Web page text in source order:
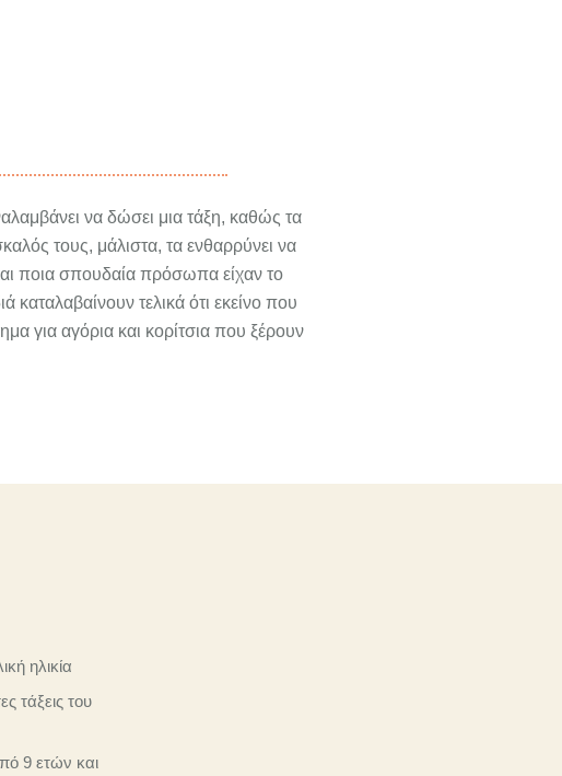
να δώσει μια τάξη, καθώς τα
τους, μάλιστα, τα ενθαρρύνει να
ποια σπουδαία πρόσωπα είχαν το
τελικά ότι εκείνο που
για αγόρια και κορίτσια που ξέρουν
ηλικία
τάξεις του
9 ετών και